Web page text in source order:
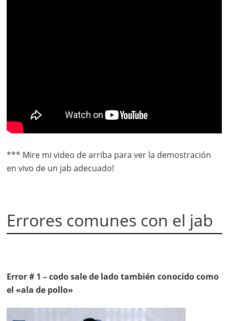
*** Mire mi video de arriba para ver la demostración
en vivo de un jab adecuado!
Errores comunes con el jab
Error # 1 – codo sale de lado también conocido como
el «ala de pollo»